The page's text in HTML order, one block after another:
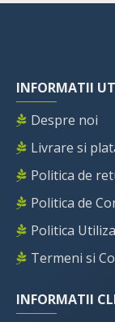
INFORMATII
Despre noi
Livrare si
Politica de
Politica de
Politica
Termeni si
INFORMATII